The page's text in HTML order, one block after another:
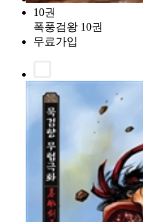
10권
폭풍검왕 10권
무료가입